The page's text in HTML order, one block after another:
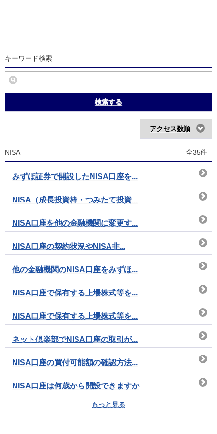
キーワード検索
検索する
アクセス数順
NISA 全35件
みずほ証券で開設したNISA口座を...
NISA（成長投資枠・つみたて投資...
NISA口座を他の金融機関に変更す...
NISA口座の契約状況やNISA非...
他の金融機関のNISA口座をみずほ...
NISA口座で保有する上場株式等を...
NISA口座で保有する上場株式等を...
ネット倶楽部でNISA口座の取引が...
NISA口座の買付可能額の確認方法...
NISA口座は何歳から開設できますか
もっと見る